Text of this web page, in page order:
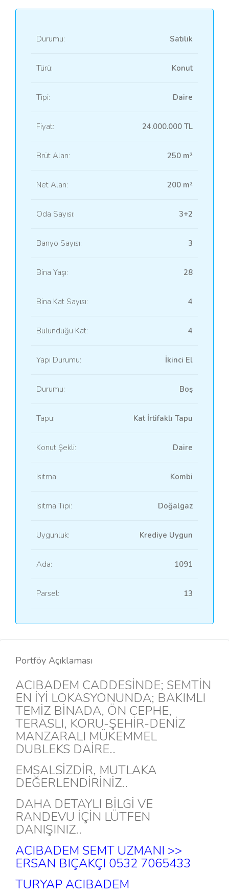
Durumu: Satılık
Türü: Konut
Tipi: Daire
Fiyat: 24.000.000 TL
Brüt Alan: 250 m²
Net Alan: 200 m²
Oda Sayısı: 3+2
Banyo Sayısı: 3
Bina Yaşı: 28
Bina Kat Sayısı: 4
Bulunduğu Kat: 4
Yapı Durumu: İkinci El
Durumu: Boş
Tapu: Kat İrtifaklı Tapu
Konut Şekli: Daire
Isıtma: Kombi
Isıtma Tipi: Doğalgaz
Uygunluk: Krediye Uygun
Ada: 1091
Parsel: 13
Portföy Açıklaması
ACIBADEM CADDESİNDE; SEMTİN
EN İYİ LOKASYONUNDA; BAKIMLI
TEMİZ BİNADA, ÖN CEPHE,
TERASLI, KORU-ŞEHİR-DENİZ
MANZARALI MÜKEMMEL
DUBLEKS DAİRE..
EMSALSİZDİR, MUTLAKA
DEĞERLENDİRİNİZ..
DAHA DETAYLI BİLGİ VE
RANDEVU İÇİN LÜTFEN
DANIŞINIZ..
ACIBADEM SEMT UZMANI >>
ERSAN BIÇAKÇI 0532 7065433
TURYAP ACIBADEM